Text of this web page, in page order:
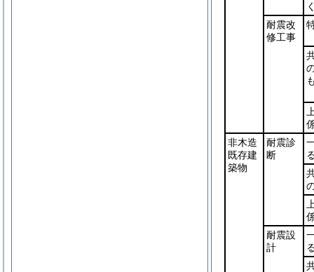
耐震改
修工事
非木造
既存建
築物
耐震診
断
耐震設
計